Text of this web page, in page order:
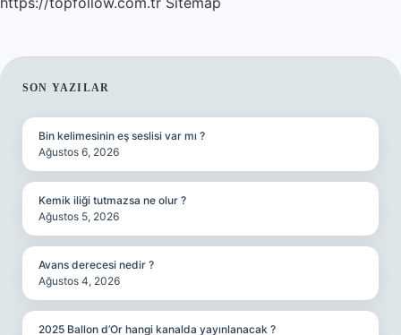
SIDEBAR
SON YAZILAR
Bin kelimesinin eş seslisi var mı ?
Ağustos 6, 2026
Kemik iliği tutmazsa ne olur ?
Ağustos 5, 2026
Avans derecesi nedir ?
Ağustos 4, 2026
2025 Ballon d’Or hangi kanalda yayınlanacak ?